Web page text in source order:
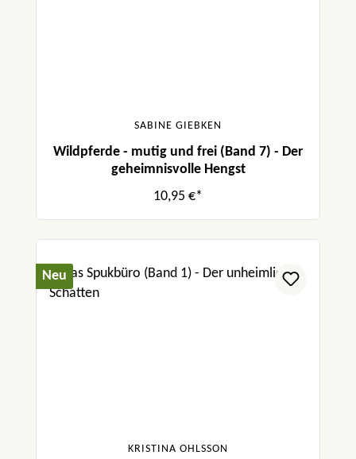
SABINE GIEBKEN
Wildpferde - mutig und frei (Band 7) - Der
geheimnisvolle Hengst
10,95 €*
Neu
KRISTINA OHLSSON